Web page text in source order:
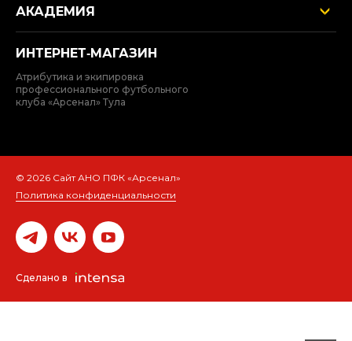
АКАДЕМИЯ
ИНТЕРНЕТ‑МАГАЗИН
Атрибутика и экипировка
профессионального футбольного
клуба «Арсенал» Тула
© 2026 Сайт АНО ПФК «Арсенал»
Политика конфиденциальности
Сделано в